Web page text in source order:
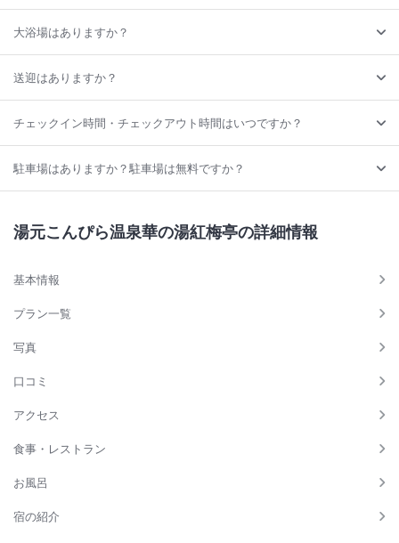
大浴場はありますか？
送迎はありますか？
チェックイン時間・チェックアウト時間はいつですか？
駐車場はありますか？駐車場は無料ですか？
湯元こんぴら温泉華の湯紅梅亭の詳細情報
基本情報
プラン一覧
写真
口コミ
アクセス
食事・レストラン
お風呂
宿の紹介